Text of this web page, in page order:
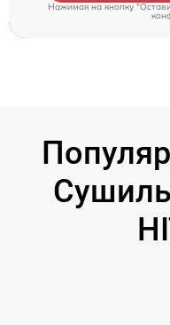
Нажимая на кнопку